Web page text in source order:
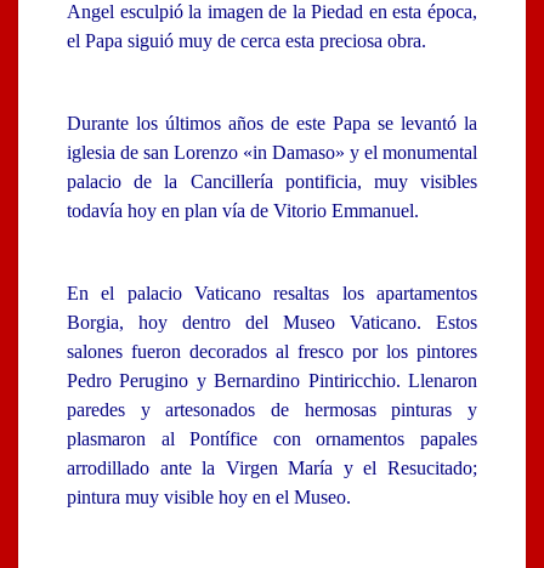
Angel esculpió la imagen de la Piedad en esta época,
el Papa siguió muy de cerca esta preciosa obra.
Durante los últimos años de este Papa se levantó la
iglesia de san Lorenzo «in Damaso» y el monumental
palacio de la Cancillería pontificia, muy visibles
todavía hoy en plan vía de Vitorio Emmanuel.
En el palacio Vaticano resaltas los apartamentos
Borgia, hoy dentro del Museo Vaticano. Estos
salones fueron decorados al fresco por los pintores
Pedro Perugino y Bernardino Pintiricchio. Llenaron
paredes y artesonados de hermosas pinturas y
plasmaron al Pontífice con ornamentos papales
arrodillado ante la Virgen María y el Resucitado;
pintura muy visible hoy en el Museo.